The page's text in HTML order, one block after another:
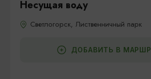
Несущая воду
Светлогорск, Лиственничный парк
ДОБАВИТЬ В